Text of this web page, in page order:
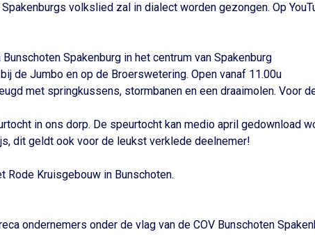
volkslied zal in dialect worden gezongen. Op
Spakenburg in het centrum van Spakenburg
de Jumbo en op de Broerswetering. Open vanaf 11.00u
met springkussens, stormbanen en een draaimolen. Voor
in ons dorp. De speurtocht kan medio april gedownload
dit geldt ook voor de leukst verklede deelnemer!
Rode Kruisgebouw in Bunschoten.
ondernemers onder de vlag van de COV Bunschoten